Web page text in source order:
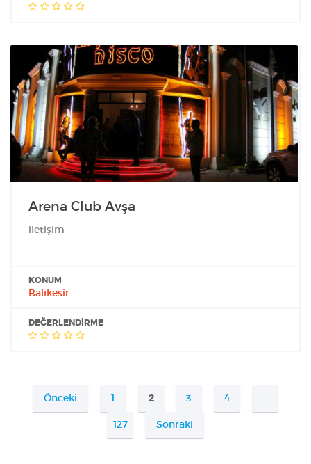
Arena Club Avşa
iletişim
KONUM
Balıkesir
DEĞERLENDIRME
Önceki 1 2 3 4 …
127 Sonraki